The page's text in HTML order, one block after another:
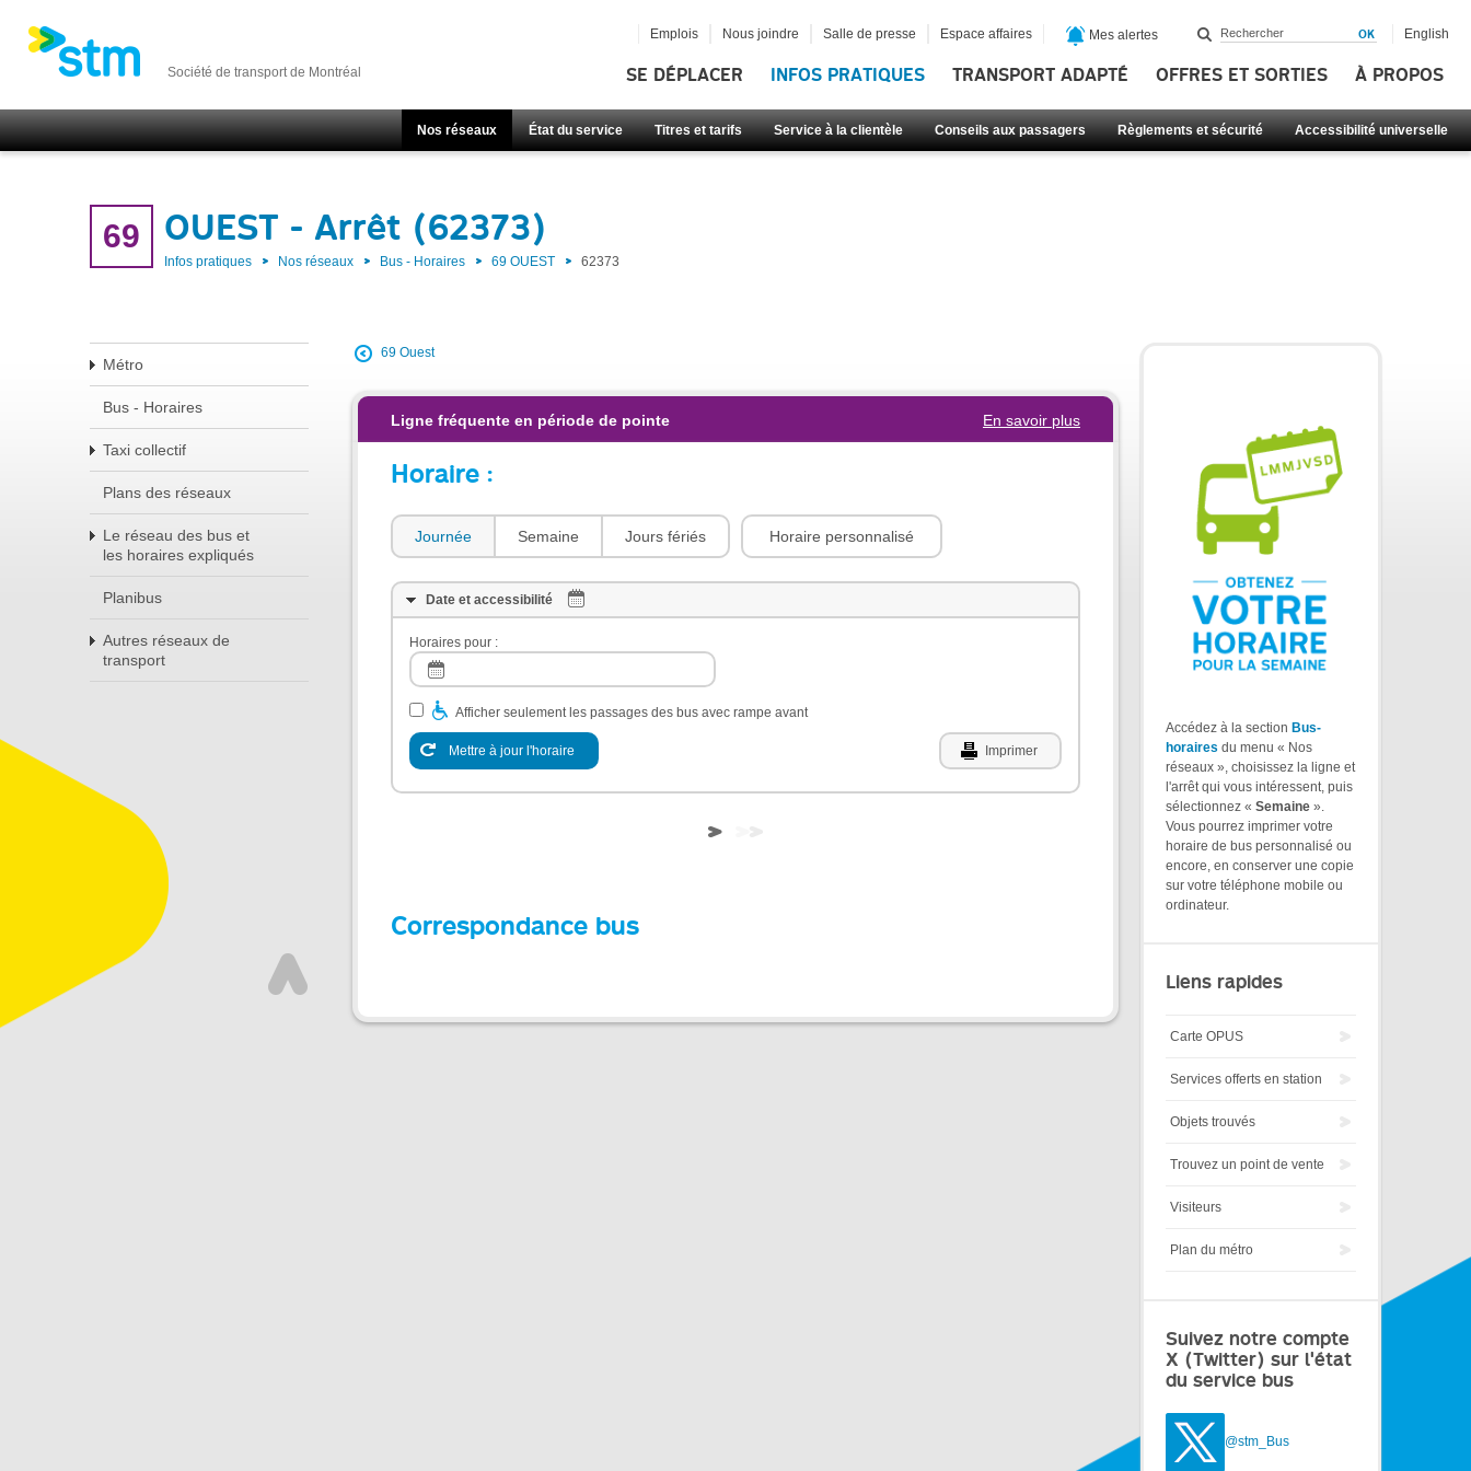
Société de transport de Montréal SE DÉPLACER INFOS PRATIQUES TRANSPORT ADAPTÉ OFFRES ET SORTIES À PROPOS
Nos réseaux État du service Titres et tarifs Service à la clientèle Conseils aux passagers Règlements et sécurité Accessibilité universelle
Emplois Nous joindre Salle de presse Espace affaires Mes alertes English
69 OUEST - Arrêt (62373)
Infos pratiques Nos réseaux Bus - Horaires 69 OUEST 62373
Métro
Bus - Horaires
Taxi collectif
Plans des réseaux
Le réseau des bus et
les horaires expliqués
Planibus
Autres réseaux de
transport
69 Ouest
Ligne fréquente en période de pointe En savoir plus
Horaire :
Journée Semaine Jours fériés Horaire personnalisé
Date et accessibilité
Horaires pour :
Afficher seulement les passages des bus avec rampe avant
Mettre à jour l'horaire Imprimer
Correspondance bus
Accédez à la section Bus-
horaires du menu « Nos
réseaux », choisissez la ligne et
l'arrêt qui vous intéressent, puis
sélectionnez « Semaine ».
Vous pourrez imprimer votre
horaire de bus personnalisé ou
encore, en conserver une copie
sur votre téléphone mobile ou
ordinateur.
Liens rapides
Carte OPUS
Services offerts en station
Objets trouvés
Trouvez un point de vente
Visiteurs
Plan du métro
Suivez notre compte
X (Twitter) sur l'état
du service bus
@stm_Bus